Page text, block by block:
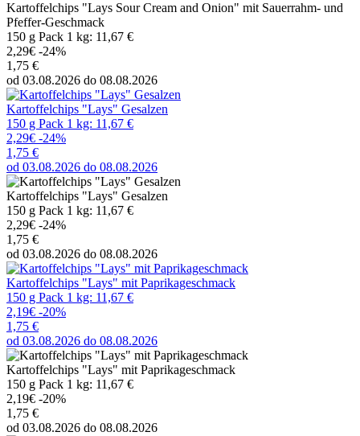
Kartoffelchips "Lays Sour Cream and Onion" mit Sauerrahm- und
Pfeffer-Geschmack
150 g Pack 1 kg: 11,67 €
2,29€ -24%
1,75 €
od 03.08.2026 do 08.08.2026
Kartoffelchips "Lays" Gesalzen
150 g Pack 1 kg: 11,67 €
2,29€ -24%
1,75 €
od 03.08.2026 do 08.08.2026
Kartoffelchips "Lays" Gesalzen
150 g Pack 1 kg: 11,67 €
2,29€ -24%
1,75 €
od 03.08.2026 do 08.08.2026
Kartoffelchips "Lays" mit Paprikageschmack
150 g Pack 1 kg: 11,67 €
2,19€ -20%
1,75 €
od 03.08.2026 do 08.08.2026
Kartoffelchips "Lays" mit Paprikageschmack
150 g Pack 1 kg: 11,67 €
2,19€ -20%
1,75 €
od 03.08.2026 do 08.08.2026